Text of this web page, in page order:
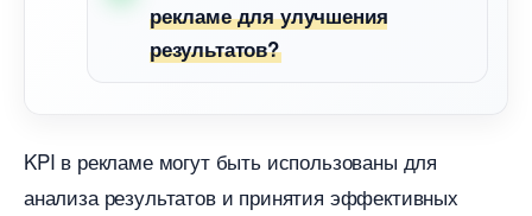
рекламе для улучшения
результатов?
KPI в рекламе могут быть использованы для
анализа результатов и принятия эффективных